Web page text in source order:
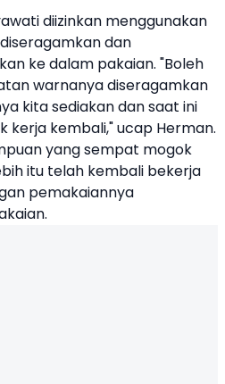
diizinkan menggunakan
dan
ke dalam pakaian. "Boleh
warnanya diseragamkan
kita sediakan dan saat ini
kerja kembali," ucap Herman.
yang sempat mogok
itu telah kembali bekerja
pemakaiannya